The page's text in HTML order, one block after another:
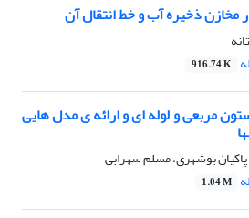
مخازن ذخیره آب و خط انتقال آن
916.74 K
مربعی و لوله ای و ارائه ی مدل هایی
بوشهری، مسلم سهرابی
1.04 M